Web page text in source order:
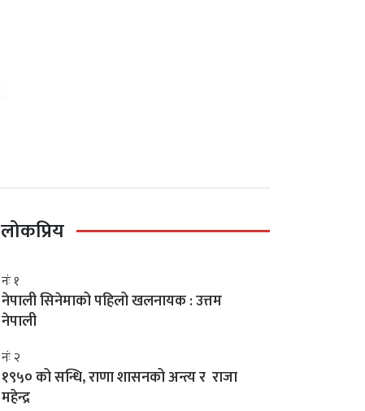
लोकप्रिय
नंः १
नेपाली सिनेमाको पहिलो खलनायक : उत्तम
नेपाली
नंः २
१९५० को सन्धि, राणा शासनको अन्त्य र राजा
महेन्द्र